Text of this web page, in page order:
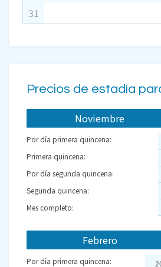
31
Precios de estadía
Noviembre
Por día primera quincena:
Primera quincena:
Por día segunda quincena:
Segunda quincena:
Mes completo:
Febrero
Por día primera quincena: